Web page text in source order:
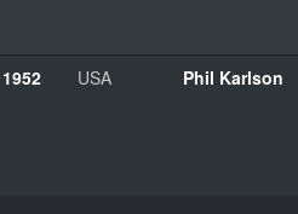
1952 USA Phil Karlson